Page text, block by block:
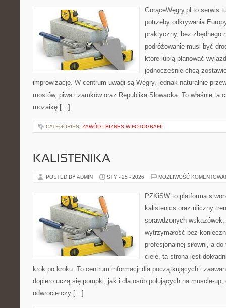
GorąceWęgry.pl to serwis
potrzeby odkrywania
praktyczny, bez zbędnego
podróżowanie musi być
które lubią planować
jednocześnie chcą
improwizację. W centrum uwagi są Węgry, jednak naturalnie
mostów, piwa i zamków oraz Republika Słowacka. To właśnie ta
mozaikę […]
CATEGORIES: ZAWÓD I BIZNES W FOTOGRAFII
KALISTENIKA
POSTED BY ADMIN STY - 25 - 2026 MOŻLIWOŚĆ
PZKiSW to platforma
kalistenics oraz uliczny
sprawdzonych
wytrzymałość bez
profesjonalnej siłowni, a
ciele, ta strona jest
krok po kroku. To centrum informacji dla początkujących i
dopiero uczą się pompki, jak i dla osób polujących na muscle-up,
odwrocie czy […]